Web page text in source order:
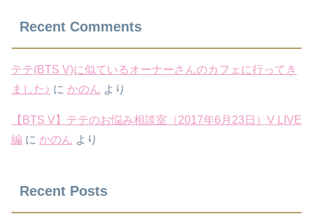
Recent Comments
テテ(BTS V)に似ているオーナーさんのカフェに行ってき
ました♪ に かのん より
【BTS V】テテのお悩み相談室（2017年6月23日）V LIVE
編 に かのん より
Recent Posts